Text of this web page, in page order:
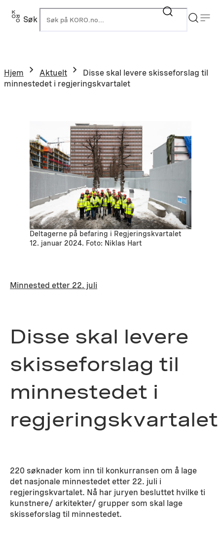
Hopp
Søk
Hjem Aktuelt
Disse skal levere skisseforslag til
minnestedet i regjeringskvartalet
Deltagerne på befaring i Regjeringskvartalet
12. januar 2024. Foto: Niklas Hart
Minnested etter 22. juli
Disse skal levere
skisseforslag til
minnestedet i
regjeringskvartalet
220 søknader kom inn til konkurransen om å lage
det nasjonale minnestedet etter 22. juli i
regjeringskvartalet. Nå har juryen besluttet hvilke ti
kunstnere/ arkitekter/ grupper som skal lage
skisseforslag til minnestedet.